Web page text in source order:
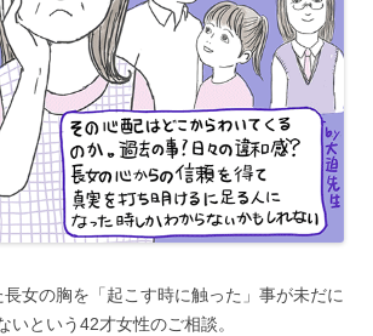
女の胸を「起こす時に触った」事が未だに
いという42才女性のご相談。